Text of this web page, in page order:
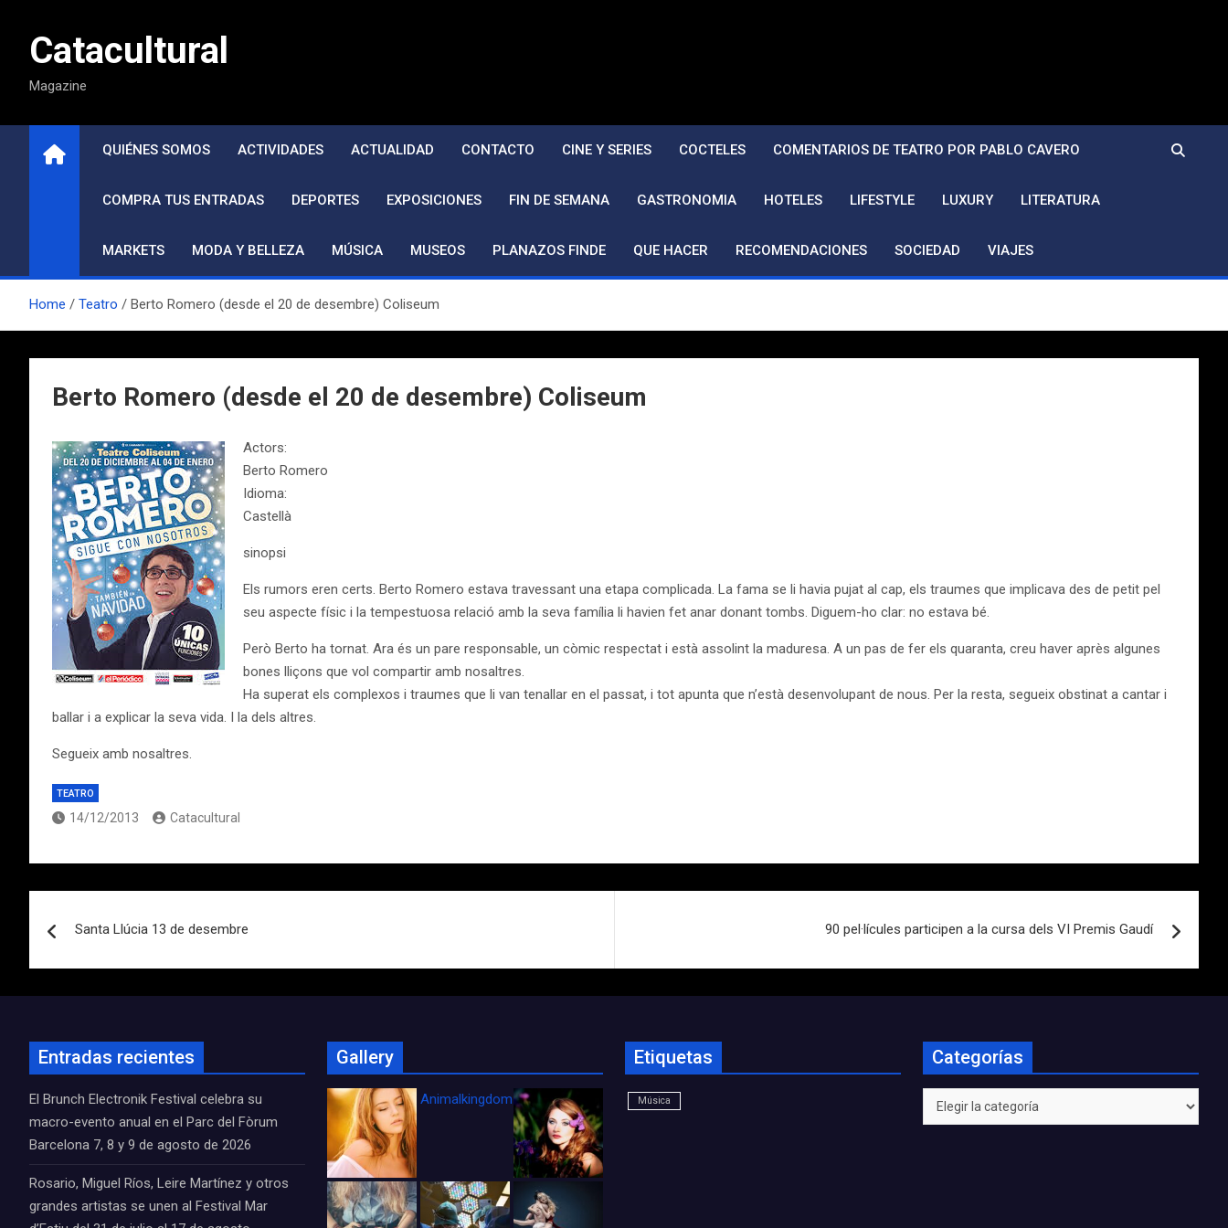
contenidoCatacultural
Magazine
QUIÉNES SOMOS ACTIVIDADES ACTUALIDAD CONTACTO CINE Y SERIES COCTELES COMENTARIOS DE TEATRO POR PABLO CAVERO
COMPRA TUS ENTRADAS DEPORTES EXPOSICIONES FIN DE SEMANA GASTRONOMIA HOTELES LIFESTYLE LUXURY LITERATURA
MARKETS MODA Y BELLEZA MÚSICA MUSEOS PLANAZOS FINDE QUE HACER RECOMENDACIONES SOCIEDAD VIAJES
Home Teatro Berto Romero (desde el 20 de desembre) Coliseum
Berto Romero (desde el 20 de desembre) Coliseum
Actors:
Berto Romero
Idioma:
Castellà
sinopsi
Els rumors eren certs. Berto Romero estava travessant una etapa complicada. La fama se li havia pujat al cap, els traumes que implicava des de petit pel
seu aspecte físic i la tempestuosa relació amb la seva família li havien fet anar donant tombs. Diguem-ho clar: no estava bé.
Però Berto ha tornat. Ara és un pare responsable, un còmic respectat i està assolint la maduresa. A un pas de fer els quaranta, creu haver après algunes
bones lliçons que vol compartir amb nosaltres.
Ha superat els complexos i traumes que li van tenallar en el passat, i tot apunta que n’està desenvolupant de nous. Per la resta, segueix obstinat a cantar i
ballar i a explicar la seva vida. I la dels altres.
Segueix amb nosaltres.
TEATRO
14/12/2013 Catacultural
de
Santa Llúcia 13 de desembre 90 pel·lícules participen a la cursa dels VI Premis Gaudí
Entradas recientes
El Brunch Electronik Festival celebra su
macro-evento anual en el Parc del Fòrum
Barcelona 7, 8 y 9 de agosto de 2026
Rosario, Miguel Ríos, Leire Martínez y otros
grandes artistas se unen al Festival Mar
Gallery
Animalkingdom_FichaCine
Etiquetas
Música
Categorías
Categorías